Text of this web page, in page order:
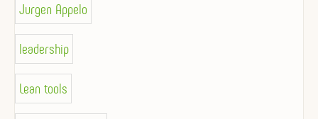
Jurgen Appelo
leadership
Lean tools